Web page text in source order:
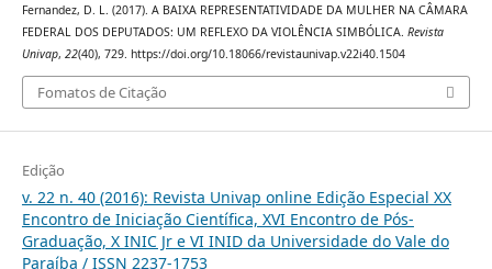
Fernandez, D. L. (2017). A BAIXA REPRESENTATIVIDADE DA MULHER NA CÂMARA
FEDERAL DOS DEPUTADOS: UM REFLEXO DA VIOLÊNCIA SIMBÓLICA. Revista
Univap, 22(40), 729. https://doi.org/10.18066/revistaunivap.v22i40.1504
Fomatos de Citação
Edição
v. 22 n. 40 (2016): Revista Univap online Edição Especial XX
Encontro de Iniciação Científica, XVI Encontro de Pós-
Graduação, X INIC Jr e VI INID da Universidade do Vale do
Paraíba / ISSN 2237-1753